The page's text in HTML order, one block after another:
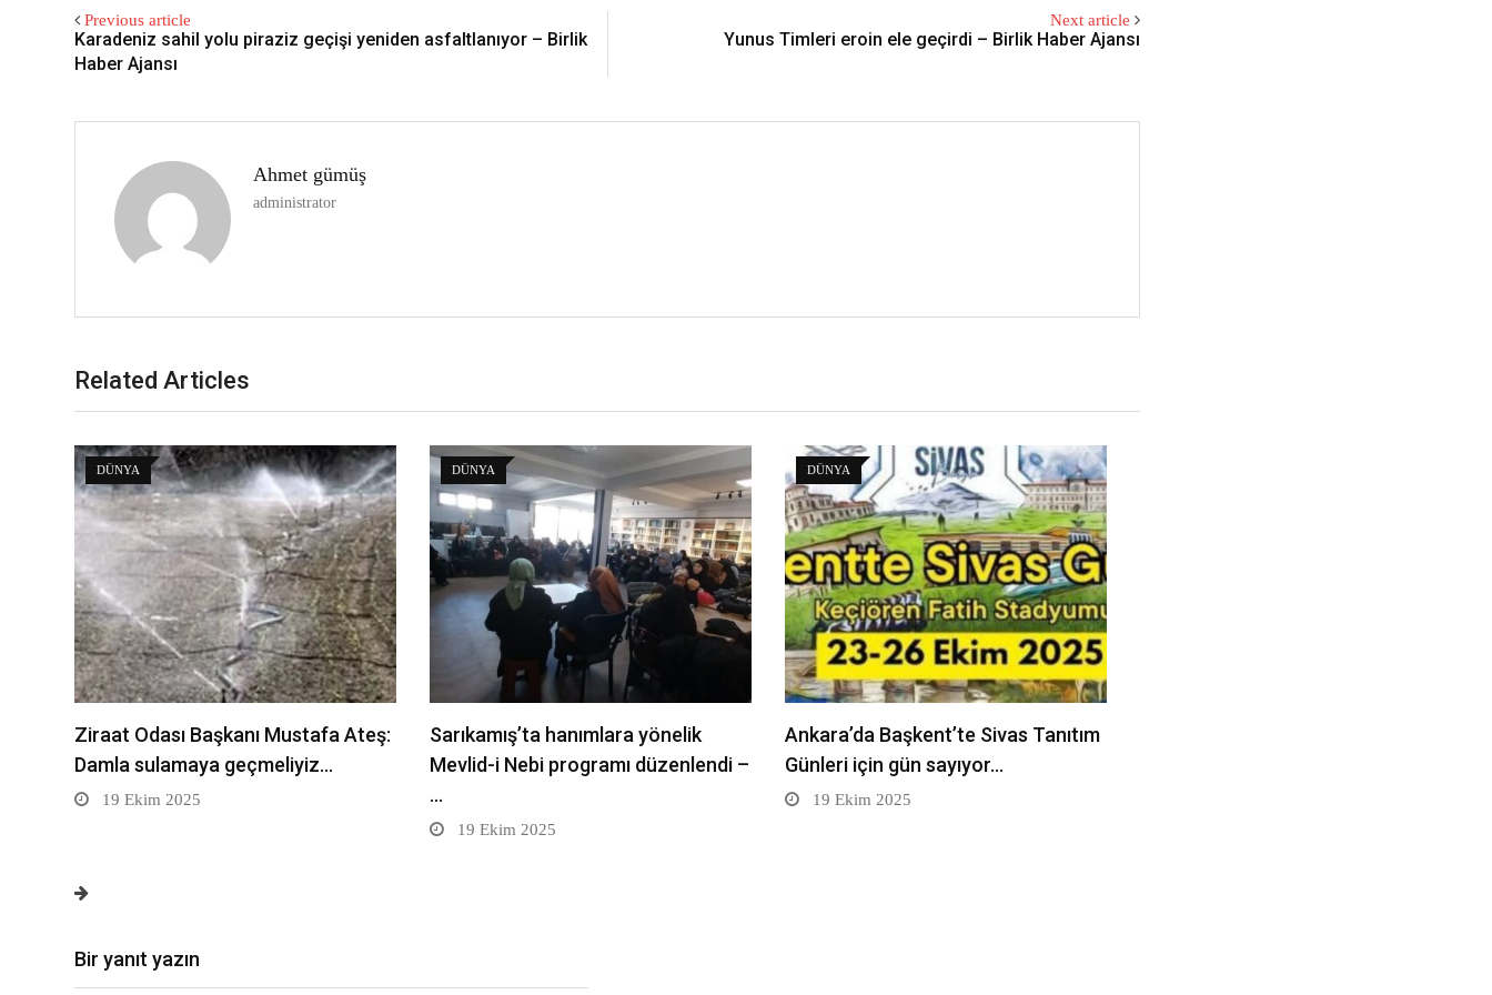
Previous article
Karadeniz sahil yolu piraziz geçişi yeniden asfaltlanıyor – Birlik
Haber Ajansı
Next article
Yunus Timleri eroin ele geçirdi – Birlik Haber Ajansı
Ahmet gümüş
administrator
Related Articles
DÜNYA
Ziraat Odası Başkanı Mustafa Ateş:
Damla sulamaya geçmeliyiz…
19 Ekim 2025
DÜNYA
Sarıkamış’ta hanımlara yönelik
Mevlid-i Nebi programı düzenlendi –
…
19 Ekim 2025
DÜNYA
Ankara’da Başkent’te Sivas Tanıtım
Günleri için gün sayıyor…
19 Ekim 2025
Bir yanıt yazın